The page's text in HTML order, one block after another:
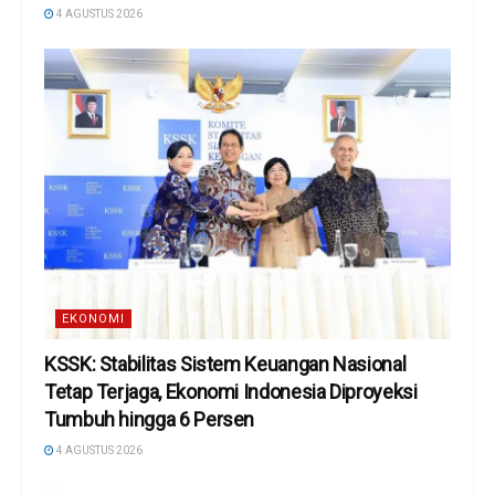
4 AGUSTUS 2026
EKONOMI
KSSK: Stabilitas Sistem Keuangan Nasional
Tetap Terjaga, Ekonomi Indonesia Diproyeksi
Tumbuh hingga 6 Persen
4 AGUSTUS 2026